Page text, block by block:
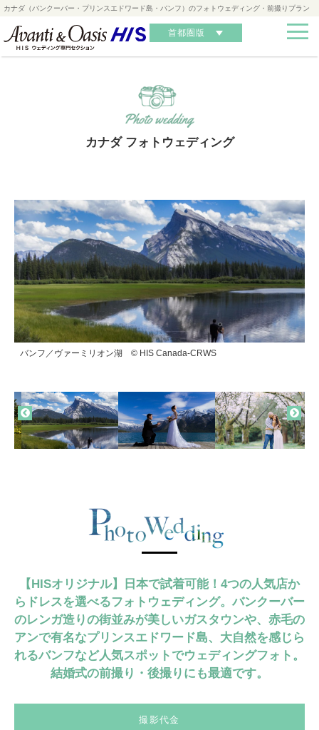
カナダ（バンクーバー・プリンスエドワード島・バンフ）のフォトウェディング・前撮りプラン
首都圏版
カナダ フォトウェディング
バンフ／ヴァーミリオン湖 © HIS Canada-CRWS
バンフ／ミネワンカ湖 © HIS Canada-CRWS
バンクーバー／スタンレー公園ⒸA.M
バンクーバー／ロンズデール・キーⒸA.M
バンクーバー／アンブルサイド・パークⒸA.M
バンクーバー／クイーンエリザベス公園ⒸA.M
バンクーバー／ガスタウン
プリンスエドワード島
【HISオリジナル】日本で試着可能！4つの人気店か
らドレスを選べるフォトウェディング。バンクーバー
のレンガ造りの街並みが美しいガスタウンや、赤毛の
アンで有名なプリンスエドワード島、大自然を感じら
れるバンフなど人気スポットでウェディングフォト。
結婚式の前撮り・後撮りにも最適です。
撮影代金